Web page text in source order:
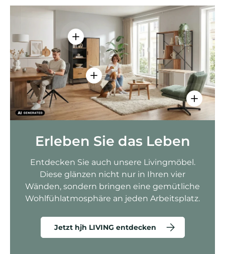
Einzelheiten anzeigen - AMIO H -
Einzelheiten anzeigen - Sitzolo 2
Erleben Sie das Leben
Entdecken Sie auch unsere Livingmöbel.
Diese glänzen nicht nur in Ihren vier
Wänden, sondern bringen eine gemütliche
Wohlfühlatmosphäre an jeden Arbeitsplatz.
Jetzt hjh LIVING entdecken